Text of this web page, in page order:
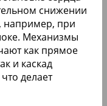
снижении
например, при
Механизмы
как прямое
и каскад
делает